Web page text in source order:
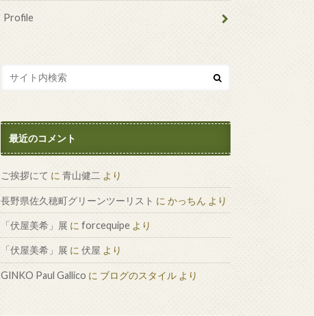
Profile
最近のコメント
ご挨拶にて に 青山健二 より
長野県佐久穂町グリーンツーリスト に かっちん より
「伏屋美希」展 に forcequipe より
「伏屋美希」展 に 伏屋 より
GINKO Paul Gallico に ブログのスタイル より